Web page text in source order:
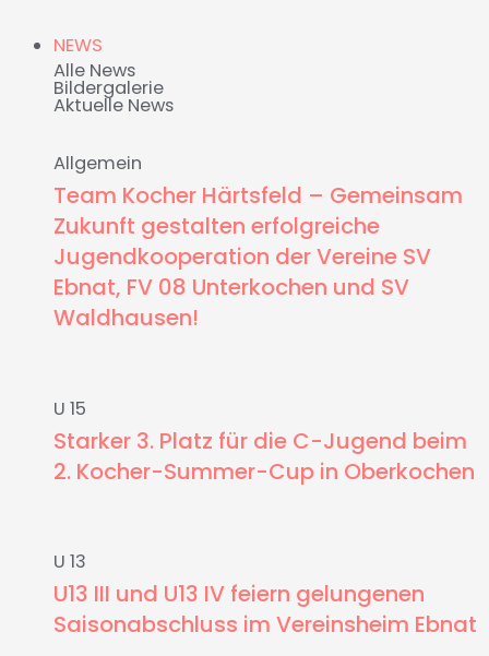
NEWS
Alle News
Bildergalerie
Aktuelle News
Allgemein
Team Kocher Härtsfeld – Gemeinsam
Zukunft gestalten erfolgreiche
Jugendkooperation der Vereine SV
Ebnat, FV 08 Unterkochen und SV
Waldhausen!
U 15
Starker 3. Platz für die C-Jugend beim
2. Kocher-Summer-Cup in Oberkochen
U 13
U13 III und U13 IV feiern gelungenen
Saisonabschluss im Vereinsheim Ebnat